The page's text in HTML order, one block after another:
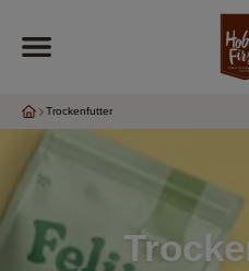
Trockenfutter